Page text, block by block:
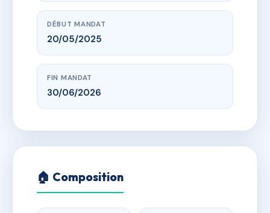
DÉBUT MANDAT
20/05/2025
FIN MANDAT
30/06/2026
🏠 Composition